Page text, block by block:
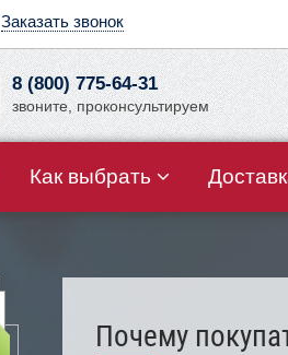
Заказать звонок
8 (800) 775-64-31
звоните, проконсультируем
Как выбрать
Почему